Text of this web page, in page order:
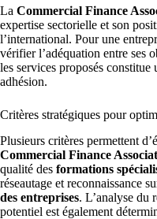
La Commercial Finance
expertise sectorielle et son
l’international. Pour une
vérifier l’adéquation entre ses
les services proposés constitue
adhésion.
Critères stratégiques pour
Plusieurs critères permettent
Commercial Finance
qualité des formations
réseautage et reconnaissance
des entreprises. L’analyse du
potentiel est également